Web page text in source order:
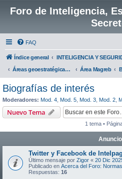
Foro de Inteligencia,
FAQ
Índice general
INTELIGENCIA Y
Áreas geoestratégicas de interés- Actividad política, económica, militar y social
Área Magreb
Biografías de interés
Moderadores: Mod. 4 Mod. 5 Mod. 3 Mod. 2
Nuevo Tema
1 tema •
Twitter y Facebook de
Último mensaje por Zigor « 20 Dic
Publicado en Acerca del Foro:
Respuestas: 16